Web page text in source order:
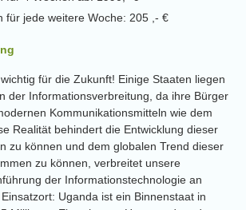
für jede weitere Woche: 205 ,- €
für die Zukunft! Einige Staaten liegen
der Informationsverbreitung, da ihre Bürger
Kommunikationsmitteln wie dem
Realität behindert die Entwicklung dieser
zu können und dem globalen Trend dieser
zu können, verbreitet unsere
der Informationstechnologie an
Uganda ist ein Binnenstaat in